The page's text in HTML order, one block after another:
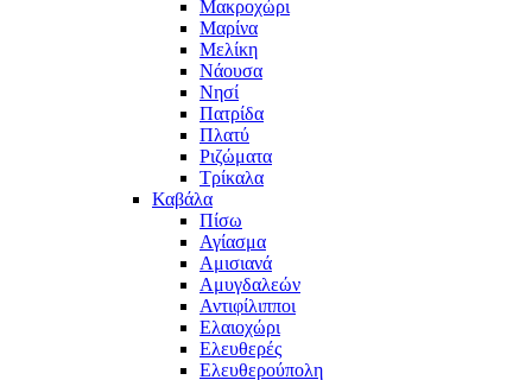
Μακροχώρι
Μαρίνα
Μελίκη
Νάουσα
Νησί
Πατρίδα
Πλατύ
Ριζώματα
Τρίκαλα
Καβάλα
Πίσω
Αγίασμα
Αμισιανά
Αμυγδαλεών
Αντιφίλιπποι
Ελαιοχώρι
Ελευθερές
Ελευθερούπολη